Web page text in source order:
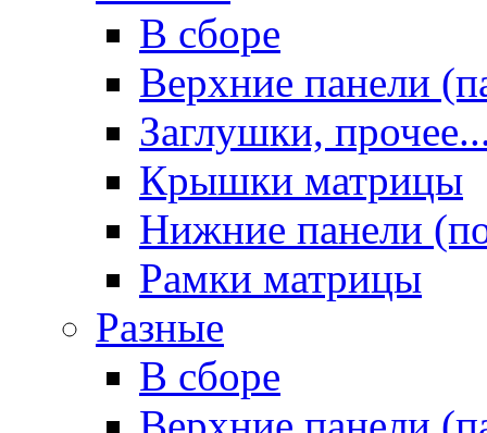
В сборе
Верхние панели
Заглушки,
Крышки матрицы
Нижние панели
Рамки матрицы
Разные
В сборе